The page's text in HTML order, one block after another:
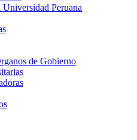
Peruana
de Gobierno